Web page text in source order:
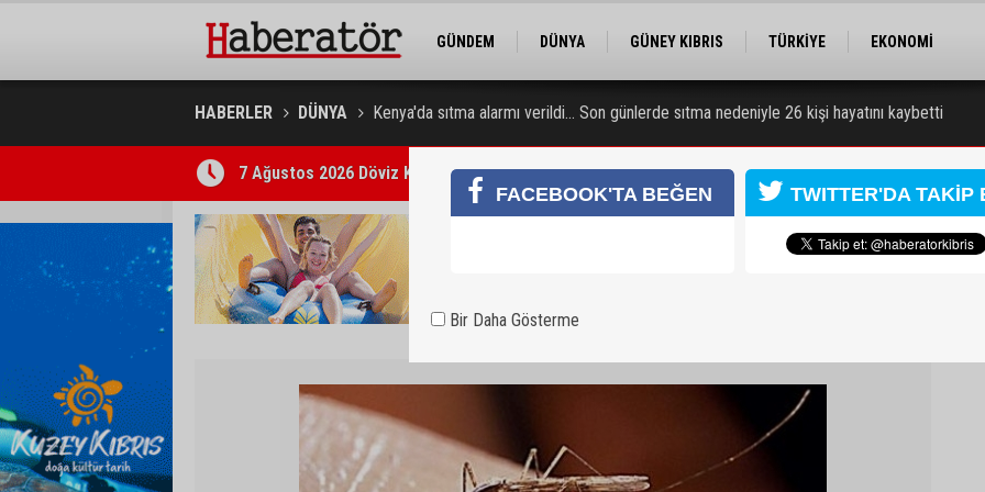
GÜNDEM DÜNYA GÜNEY KIBRIS TÜRKİYE
EKONOMİ
HABERLER DÜNYA
Kenya'da sıtma alarmı verildi... Son günlerde sıtma nedeniyle 26 kişi hayatını kaybetti
Trafik kazasında 85 yaşındaki Turan Obalı hayatını kaybetti, 3 kişi yaralandı
FACEBOOK'TA BEĞEN TWITTER'DA TAKİP
Bir Daha Gösterme